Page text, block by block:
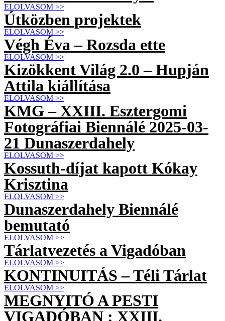
ELOLVASOM >>
Útközben projektek
ELOLVASOM >>
Végh Éva – Rozsda ette
ELOLVASOM >>
Kizökkent Világ 2.0 – Hupján
Attila kiállítása
ELOLVASOM >>
KMG – XXIII. Esztergomi
Fotográfiai Biennálé 2025-03-
21 Dunaszerdahely
ELOLVASOM >>
Kossuth-díjat kapott Kókay
Krisztina
ELOLVASOM >>
Dunaszerdahely Biennálé
bemutató
ELOLVASOM >>
Tárlatvezetés a Vigadóban
ELOLVASOM >>
KONTINUITÁS – Téli Tárlat
ELOLVASOM >>
MEGNYITÓ A PESTI
VIGADÓBAN : XXIII.